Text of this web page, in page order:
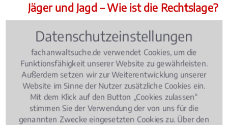
Jäger und Jagd – Wie ist die Rechtslage?
Datenschutzeinstellungen
fachanwaltsuche.de verwendet Cookies, um die
Funktionsfähigkeit unserer Website zu gewährleisten.
Außerdem setzen wir zur Weiterentwicklung unserer
Website im Sinne der Nutzer zusätzliche Cookies ein.
Mit dem Klick auf den Button „Cookies zulassen“
stimmen Sie der Verwendung der von uns für die
genannten Zwecke eingesetzten Cookies zu. Über den